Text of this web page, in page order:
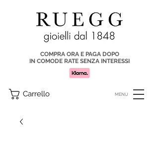
MENU
COMPRA ORA E PAGA DOPO
IN COMODE RATE SENZA INTERESSI
Carrello